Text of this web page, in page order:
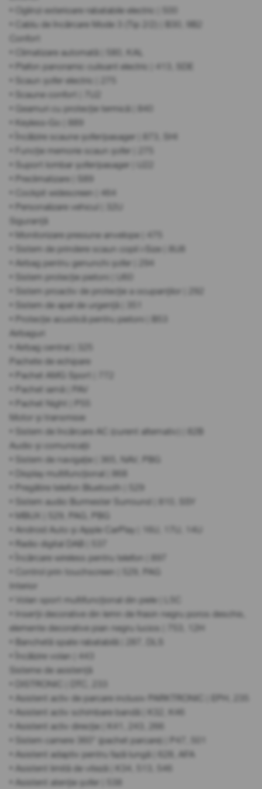
• Oglinzi exterioare rabatabile electric | 500
• Cablu de încărcare Mode 3 (Tip 2/2) | B30, 9B2
Confort
• Climatizare automată | 580, KAL
• Plafon panoramic culisant electric | 413, SDE
• Scaun șofer electric | 275
• Scaune confort | 7U2
• Geamuri cu protecție termică | 840
• Keyless-Go | 889
• Încălzire scaune șofer/pasager | 873, SHI
• Funcție memorie scaun șofer | 275
• Suport lombar șofer/pasager | U22
• Preclimatizare | S89
• Cockpit widescreen | 464
• Personalizare vehicul | 32U
Siguranță
• Monitorizare presiune anvelope | 475
• Sistem de prindere scaun copil i-Size | 8U8
• Airbag pentru genunchi șofer | 294
• Sistem protecție pietoni | U60
• Sistem proactiv de protecție a ocupanților | 292
• Sistem de apel de urgență | 351
• Protecție acustică pentru pietoni | B53
Airbaguri
• Airbag central | 325
Pachete de echipare
• Pachet AMG Sport | 772
• Pachet iarnă | PAV
• Pachet Night | P55
Motor și transmisie
• Sistem de încărcare AC (curent alternativ) | 82B
Audio și comunicații
• Sistem de navigație | 365, NAV, PBG
• Display multifuncțional | 868
• Pregătire telefon Bluetooth | 529
• Sistem audio Burmester Surround | 810, SSY
• MBUX | 529, PAG, PBG
• Android Auto și Apple CarPlay | 16U, 17U, 14U
• Radio digital DAB | 537
• Încărcare wireless pentru telefon | 897
• Control prin touchscreen | 529, PAG
Interior
• Volan sport multifuncțional din piele | L5C
• Inserții decorative din lemn de frasin negru poros deschis,
elemente decorative pian negru lucios | 753, 12H
• Banchetă spate rabatabilă | 287, DLS
• Încălzire volan | 443
Sisteme de asistență
• DISTRONIC | DTC, 233
• Asistent activ de parcare inclusiv PARKTRONIC | EPH, 235
• Asistent activ schimbare bandă | K32, K46
• Asistent activ direcție | K41, 243, 266
• Sistem camere 360° (pachet parcare) | P47, 501
• Asistent adaptiv pentru fază lungă | 628, AFA
• Asistent limită de viteză | K34, 513, 546
• Asistent atenție șofer | 538